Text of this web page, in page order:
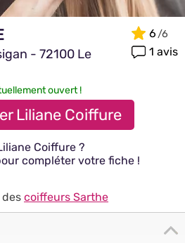
- 72100 Le
6
1 avis
ouvert !
Liliane Coiffure
Coiffure ?
compléter votre fiche !
coiffeurs Sarthe